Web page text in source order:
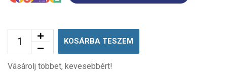
KOSÁRBA TESZEM
Vásárolj többet, kevesebbért!